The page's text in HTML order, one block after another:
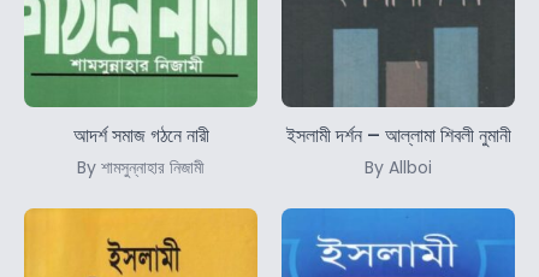
আদর্শ সমাজ গঠনে নারী
By শামসুন্নাহার নিজামী
ইসলামী দর্শন – আল্লামা শিবলী নুমানী
By Allboi